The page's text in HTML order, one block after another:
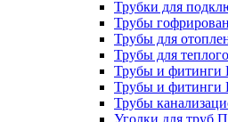
Трубки для
Трубы
Трубы для
Трубы для
Трубы и
Трубы и
Трубы
Уголки для труб